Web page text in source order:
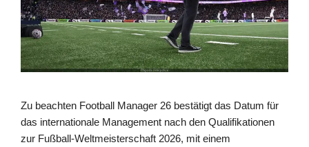
Zu beachten Football Manager 26 bestätigt das Datum für
das internationale Management nach den Qualifikationen
zur Fußball-Weltmeisterschaft 2026, mit einem